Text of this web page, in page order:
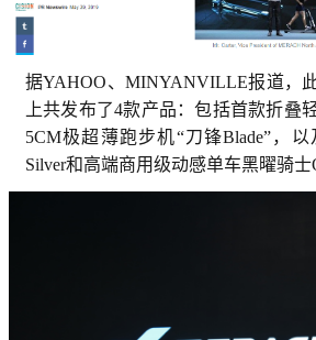
据YAHOO、MINYANVILLE报道，
上共发布了4款产品：包括首款折叠
5CM极超薄跑步机“刀锋Blade”，
Silver和高端商用级动感单车黑曜骑士